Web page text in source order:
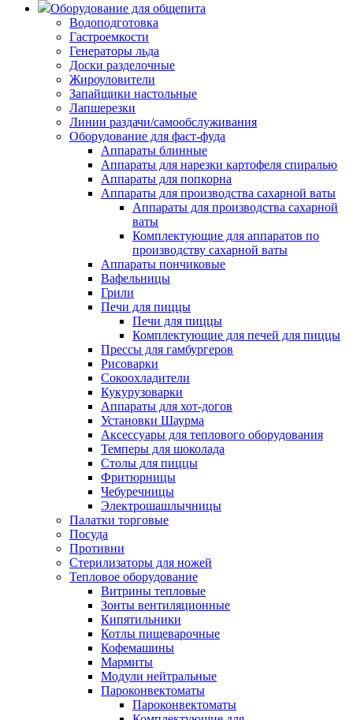
Оборудование для общепита
Водоподготовка
Гастроемкости
Генераторы льда
Доски разделочные
Жироуловители
Запайщики настольные
Лапшерезки
Линии раздачи/самообслуживания
Оборудование для фаст-фуда
Аппараты блинные
Аппараты для нарезки картофеля спиралью
Аппараты для попкорна
Аппараты для производства сахарной ваты
Аппараты для производства сахарной
ваты
Комплектующие для аппаратов по
производству сахарной ваты
Аппараты пончиковые
Вафельницы
Грили
Печи для пиццы
Печи для пиццы
Комплектующие для печей для пиццы
Прессы для гамбургеров
Рисоварки
Сокоохладители
Кукурузоварки
Аппараты для хот-догов
Установки Шаурма
Аксессуары для теплового оборудования
Темперы для шоколада
Столы для пиццы
Фритюрницы
Чебуречницы
Электрошашлычницы
Палатки торговые
Посуда
Противни
Стерилизаторы для ножей
Тепловое оборудование
Витрины тепловые
Зонты вентиляционные
Кипятильники
Котлы пищеварочные
Кофемашины
Мармиты
Модули нейтральные
Пароконвектоматы
Пароконвектоматы